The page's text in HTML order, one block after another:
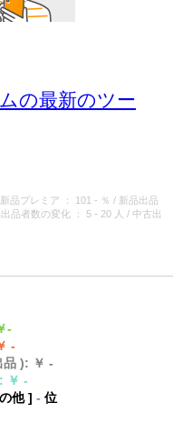
の最新のツー
新品プレミア ： 101 - ％ / 新品出品
品者数の変化 ： 5 - 20 人 / 中古出
-
-
品 ): ￥ -
: ￥ -
他]- 位